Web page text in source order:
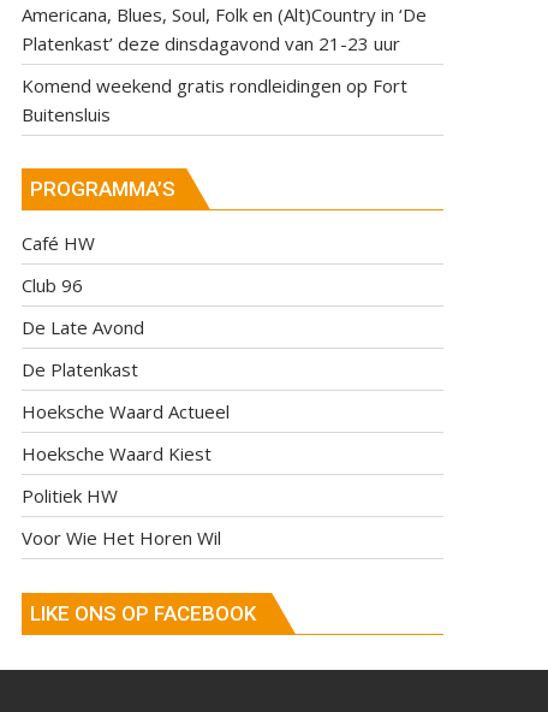
Americana, Blues, Soul, Folk en (Alt)Country in ‘De
Platenkast’ deze dinsdagavond van 21-23 uur
Komend weekend gratis rondleidingen op Fort
Buitensluis
PROGRAMMA’S
Café HW
Club 96
De Late Avond
De Platenkast
Hoeksche Waard Actueel
Hoeksche Waard Kiest
Politiek HW
Voor Wie Het Horen Wil
LIKE ONS OP FACEBOOK